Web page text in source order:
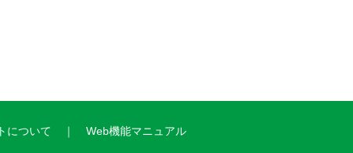
について Web機能マニュアル